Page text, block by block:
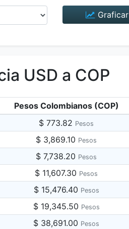
Graficar
USD a COP
Pesos Colombianos (COP)
$ 773.82 Pesos
$ 3,869.10 Pesos
$ 7,738.20 Pesos
$ 11,607.30 Pesos
$ 15,476.40 Pesos
$ 19,345.50 Pesos
$ 38,691.00 Pesos